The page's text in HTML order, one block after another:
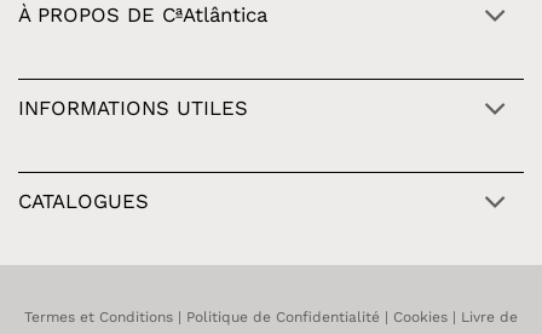
À PROPOS DE CªAtlântica
INFORMATIONS UTILES
CATALOGUES
Termes et Conditions Politique de Confidentialité Cookies
Livre de